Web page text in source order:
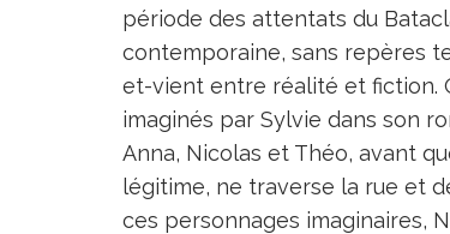
période des attentats du
contemporaine, sans repères
et-vient entre réalité et fiction.
imaginés par Sylvie dans son
Anna, Nicolas et Théo, avant
légitime, ne traverse la rue et
ces personnages imaginaires,